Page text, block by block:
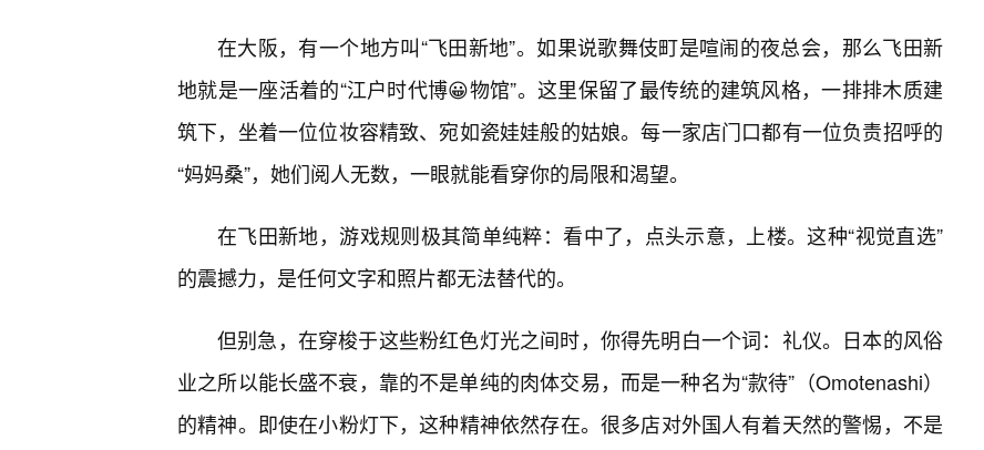
在大阪，有一个地方叫“飞田新地”。如果说歌舞伎町是喧闹的夜总会，那么飞田新
地就是一座活着的“江户时代博😀物馆”。这里保留了最传统的建筑风格，一排排木质建
筑下，坐着一位位妆容精致、宛如瓷娃娃般的姑娘。每一家店门口都有一位负责招呼的
“妈妈桑”，她们阅人无数，一眼就能看穿你的局限和渴望。
在飞田新地，游戏规则极其简单纯粹：看中了，点头示意，上楼。这种“视觉直选”
的震撼力，是任何文字和照片都无法替代的。
但别急，在穿梭于这些粉红色灯光之间时，你得先明白一个词：礼仪。日本的风俗
业之所以能长盛不衰，靠的不是单纯的肉体交易，而是一种名为“款待”（Omotenashi）
的精神。即使在小粉灯下，这种精神依然存在。很多店对外国人有着天然的警惕，不是